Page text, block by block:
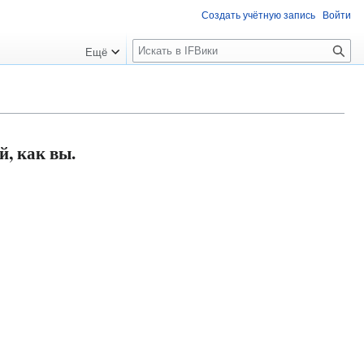
как вы.
Создать учётную запись Войти
Ещё
П
о
к